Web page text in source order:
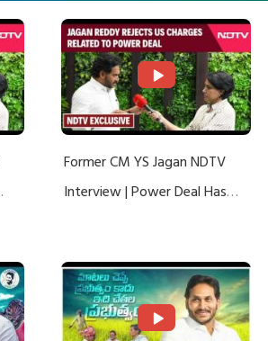
Former CM YS Jagan NDTV
Interview | Power Deal Has